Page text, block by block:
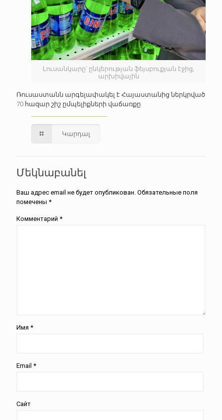
Լուսանկարը՝ ընկերության ֆեյսբուքյան էջից,
արխիվային
Ռուսաստանն արգելափակել է Հայաստանից ներկրված
70 հազար շիշ ըմպելիքների վաճառքը
Կարդալ
Մեկնաբանել
Ваш адрес email не будет опубликован. Обязательные поля
помечены *
Комментарий *
Имя *
Email *
Сайт